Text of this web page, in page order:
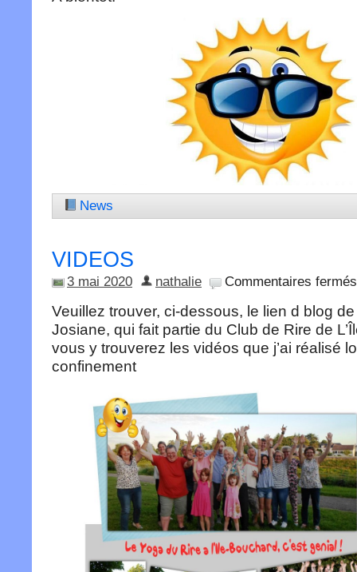
News
VIDEOS
3 mai 2020 nathalie Commentaires fermés
Veuillez trouver, ci-dessous, le lien d blog
Josiane, qui fait partie du Club de Rire de
vous y trouverez les vidéos que j’ai réalisé
confinement